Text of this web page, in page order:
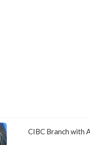
CIBC Branch with